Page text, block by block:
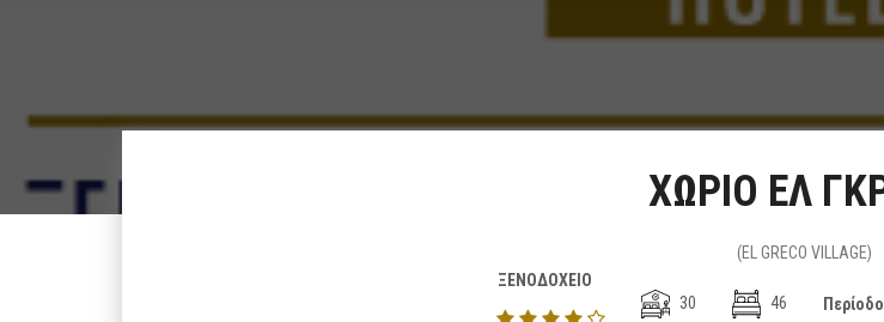
ΧΩΡΙΟ ΕΛ
(EL GRECO VILLAGE)
ΞΕΝΟΔΟΧΕΙΟ
30
46